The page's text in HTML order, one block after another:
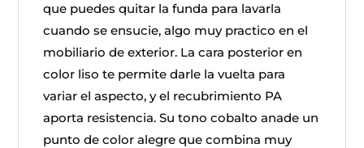
que puedes quitar la funda para lavarla
cuando se ensucie, algo muy practico en el
mobiliario de exterior. La cara posterior en
color liso te permite darle la vuelta para
variar el aspecto, y el recubrimiento PA
aporta resistencia. Su tono cobalto anade un
punto de color alegre que combina muy